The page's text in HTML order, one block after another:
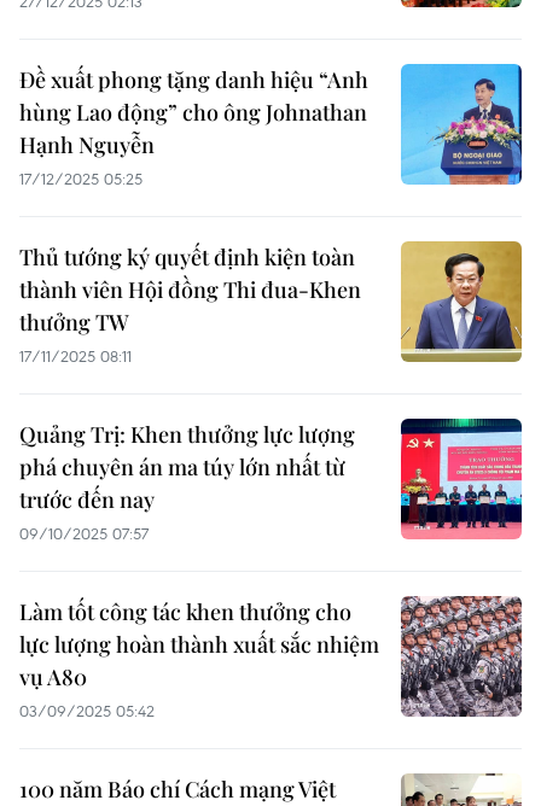
Đề xuất phong tặng danh hiệu “Anh
hùng Lao động” cho ông Johnathan
Hạnh Nguyễn
17/12/2025 05:25
Thủ tướng ký quyết định kiện toàn
thành viên Hội đồng Thi đua-Khen
thưởng TW
17/11/2025 08:11
Quảng Trị: Khen thưởng lực lượng
phá chuyên án ma túy lớn nhất từ
trước đến nay
09/10/2025 07:57
Làm tốt công tác khen thưởng cho
lực lượng hoàn thành xuất sắc nhiệm
vụ A80
03/09/2025 05:42
100 năm Báo chí Cách mạng Việt